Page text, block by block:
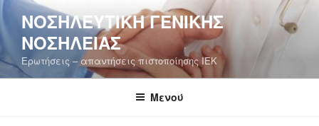
Μετάβαση
στο
περιεχόμενο
ΝΟΣΗΛΕΥΤΙΚΉ ΓΕΝΙΚΉΣ
ΝΟΣΗΛΕΊΑΣ
Ερωτήσεις – απαντήσεις πιστοποίησης ΙΕΚ
Μενού